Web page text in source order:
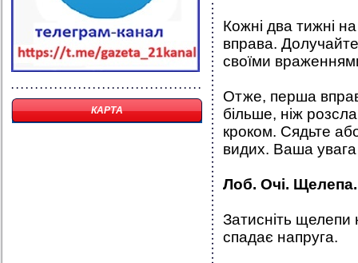
КАРТА
Кожні два тижні
вправа.
своїми
Отже, перша
більше, ніж
кроком. Сядьте
видих. Ваша увага
Лоб. Очі. Щелепа.
Затисніть щелепи
спадає напруга.